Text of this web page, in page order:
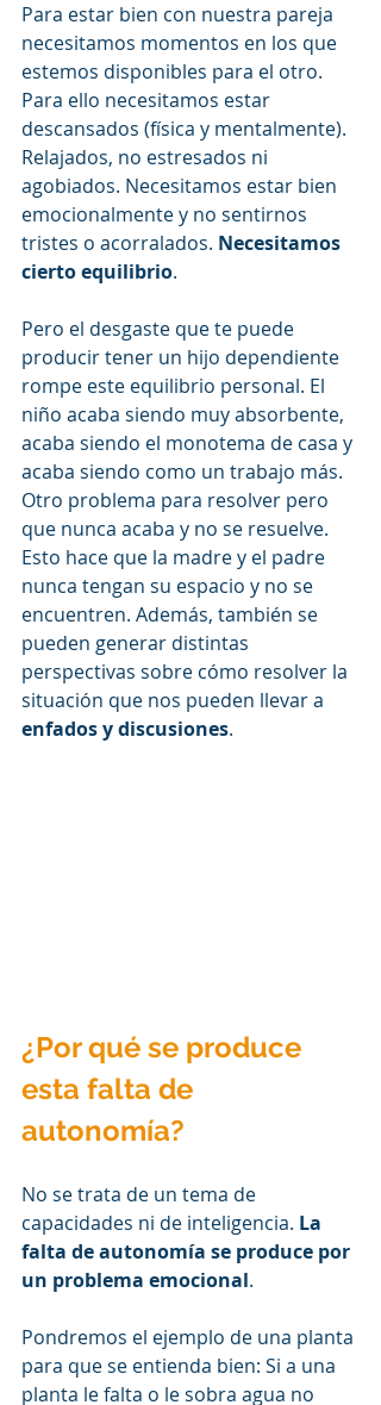
Para estar bien con nuestra pareja
necesitamos momentos en los que
estemos disponibles para el otro.
Para ello necesitamos estar
descansados (física y mentalmente).
Relajados, no estresados ni
agobiados. Necesitamos estar bien
emocionalmente y no sentirnos
tristes o acorralados. Necesitamos
cierto equilibrio.
Pero el desgaste que te puede
producir tener un hijo dependiente
rompe este equilibrio personal. El
niño acaba siendo muy absorbente,
acaba siendo el monotema de casa y
acaba siendo como un trabajo más.
Otro problema para resolver pero
que nunca acaba y no se resuelve.
Esto hace que la madre y el padre
nunca tengan su espacio y no se
encuentren. Además, también se
pueden generar distintas
perspectivas sobre cómo resolver la
situación que nos pueden llevar a
enfados y discusiones.
¿Por qué se produce
esta falta de
autonomía?
No se trata de un tema de
capacidades ni de inteligencia. La
falta de autonomía se produce por
un problema emocional.
Pondremos el ejemplo de una planta
para que se entienda bien: Si a una
planta le falta o le sobra agua no